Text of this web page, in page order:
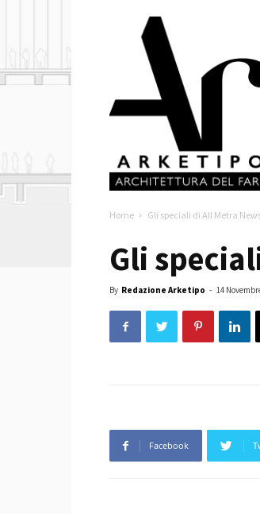
Arketipo
Home Gli speciali di All Metra
Gli
By Redazione Arketipo - 14
Facebook